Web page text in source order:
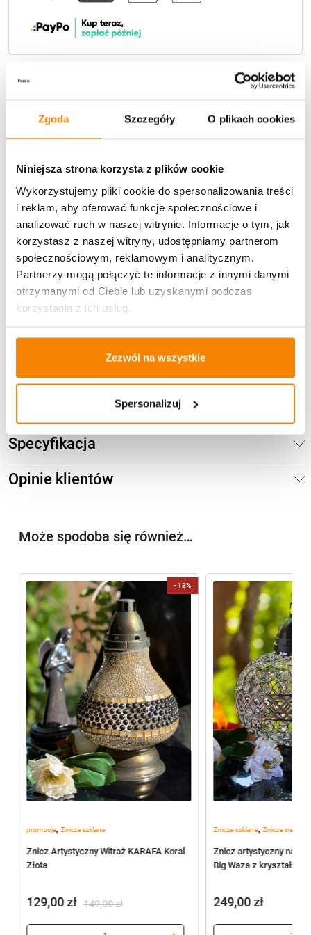
Zgoda Szczegóły O plikach cookies
Niniejsza strona korzysta z plików cookie
Wykorzystujemy pliki cookie do spersonalizowania treści
i reklam, aby oferować funkcje społecznościowe i
analizować ruch w naszej witrynie. Informacje o tym, jak
korzystasz z naszej witryny, udostępniamy partnerom
społecznościowym, reklamowym i analitycznym.
Partnerzy mogą połączyć te informacje z innymi danymi
otrzymanymi od Ciebie lub uzyskanymi podczas
korzystania z ich usług.
Zezwól na wszystkie
Spersonalizuj
Potrzebujesz większą ilość? Zapraszamy do naszej
17,00
Dodaj do koszyka
Świeca Led Kopuła lustrzana 3D z bateriami do
lampionów/zniczy (12 cm)
20,00zł
Specyfikacja
Opinie klientów
Może spodoba się również…
promocje, Znicze szklane
Znicz Artystyczny Witraż KARAFA Koral
Złota
-13%
149,00zł
129,00zł
Znicze szklane,Znicze srebrne
Znicz artystyczny na
Big Waza z kryształami
249,00zł